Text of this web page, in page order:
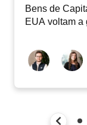
Bens de
EUA voltam a